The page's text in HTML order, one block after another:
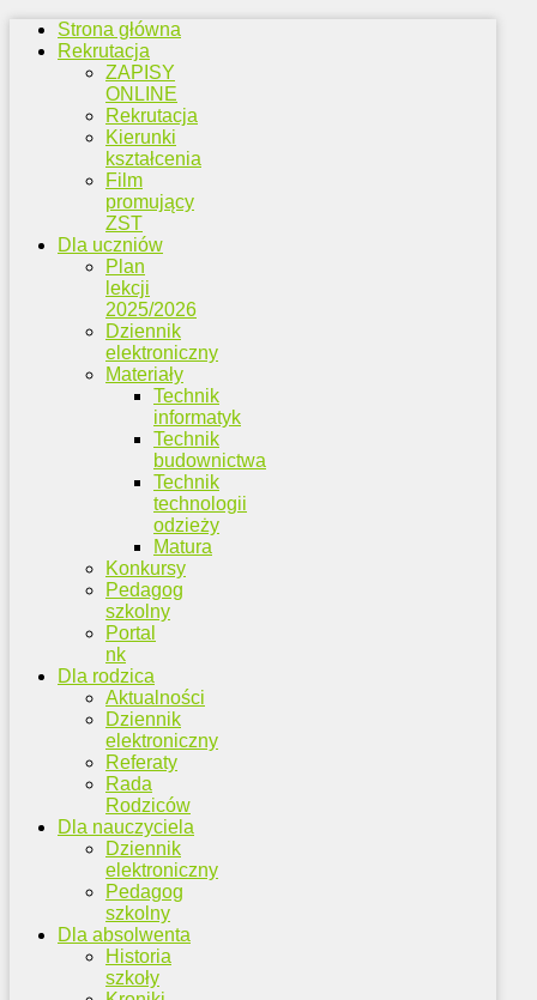
Strona główna
Rekrutacja
ZAPISY
ONLINE
Rekrutacja
Kierunki
kształcenia
Film
promujący
ZST
Dla uczniów
Plan
lekcji
2025/2026
Dziennik
elektroniczny
Materiały
Technik
informatyk
Technik
budownictwa
Technik
technologii
odzieży
Matura
Konkursy
Pedagog
szkolny
Portal
nk
Dla rodzica
Aktualności
Dziennik
elektroniczny
Referaty
Rada
Rodziców
Dla nauczyciela
Dziennik
elektroniczny
Pedagog
szkolny
Dla absolwenta
Historia
szkoły